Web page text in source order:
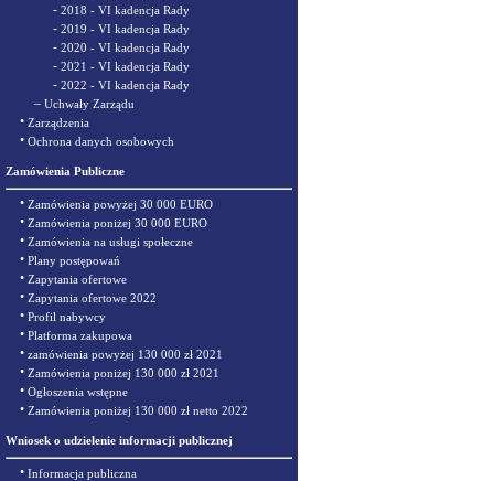
- 2018 - VI kadencja Rady
- 2019 - VI kadencja Rady
- 2020 - VI kadencja Rady
- 2021 - VI kadencja Rady
- 2022 - VI kadencja Rady
– Uchwały Zarządu
• Zarządzenia
• Ochrona danych osobowych
Zamówienia Publiczne
• Zamówienia powyżej 30 000 EURO
• Zamówienia poniżej 30 000 EURO
• Zamówienia na usługi społeczne
• Plany postępowań
• Zapytania ofertowe
• Zapytania ofertowe 2022
• Profil nabywcy
• Platforma zakupowa
• zamówienia powyżej 130 000 zł 2021
• Zamówienia poniżej 130 000 zł 2021
• Ogłoszenia wstępne
• Zamówienia poniżej 130 000 zł netto 2022
Wniosek o udzielenie informacji publicznej
• Informacja publiczna